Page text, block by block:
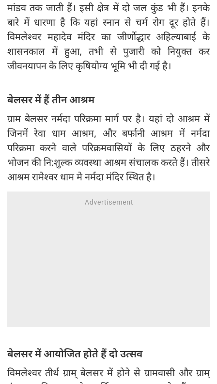
मांडव तक जाती हैं। इसी क्षेत्र में दो जल कुंड भी हैं। इनके
बारे में धारणा है कि यहां स्नान से चर्म रोग दूर होते हैं।
विमलेश्वर महादेव मंदिर का जीर्णोद्धार अहिल्याबाई के
शासनकाल में हुआ, तभी से पुजारी को नियुक्त कर
जीवनयापन के लिए कृषियोग्य भूमि भी दी गई है।
बेलसर में हैं तीन आश्रम
ग्राम बेलसर नर्मदा परिक्रमा मार्ग पर है। यहां दो आश्रम में
जिनमें रेवा धाम आश्रम, और बर्फानी आश्रम में नर्मदा
परिक्रमा करने वाले परिक्रमवासियों के लिए ठहरने और
भोजन की नि:शुल्क व्यवस्था आश्रम संचालक करते हैं। तीसरे
आश्रम रामेश्वर धाम मे नर्मदा मंदिर स्थित है।
बेलसर में आयोजित होते हैं दो उत्सव
विमलेश्वर तीर्थ ग्राम् बेलसर में होने से ग्रामवासी और ग्राम्